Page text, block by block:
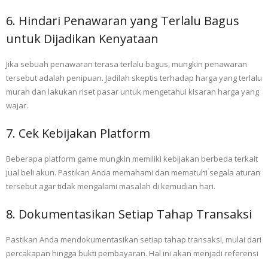
6. Hindari Penawaran yang Terlalu Bagus
untuk Dijadikan Kenyataan
Jika sebuah penawaran terasa terlalu bagus, mungkin penawaran
tersebut adalah penipuan. Jadilah skeptis terhadap harga yang terlalu
murah dan lakukan riset pasar untuk mengetahui kisaran harga yang
wajar.
7. Cek Kebijakan Platform
Beberapa platform game mungkin memiliki kebijakan berbeda terkait
jual beli akun. Pastikan Anda memahami dan mematuhi segala aturan
tersebut agar tidak mengalami masalah di kemudian hari.
8. Dokumentasikan Setiap Tahap Transaksi
Pastikan Anda mendokumentasikan setiap tahap transaksi, mulai dari
percakapan hingga bukti pembayaran. Hal ini akan menjadi referensi